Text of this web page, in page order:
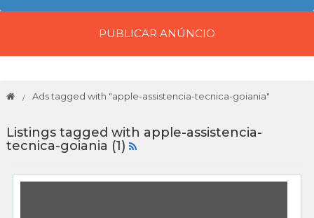
PUBLICAR ANÚNCIO
Ads tagged with "apple-assistencia-tecnica-goiania"
Listings tagged with apple-assistencia-
tecnica-goiania (1)